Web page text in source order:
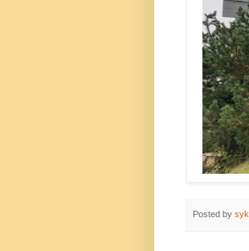
Posted by